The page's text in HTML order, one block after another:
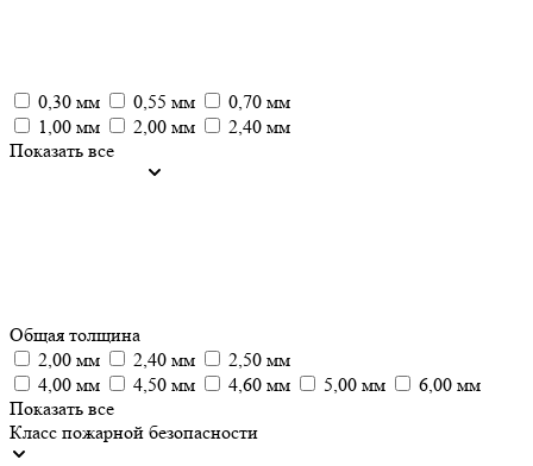
0,30 мм 0,55 мм
0,70 мм
1,00 мм
2,00 мм
2,40 мм
Показать все
Общая толщина
2,00 мм
2,40 мм
2,50 мм
4,00 мм
4,50 мм 4,60 мм 5,00 мм
6,00 мм
Показать все
Класс пожарной безопасности